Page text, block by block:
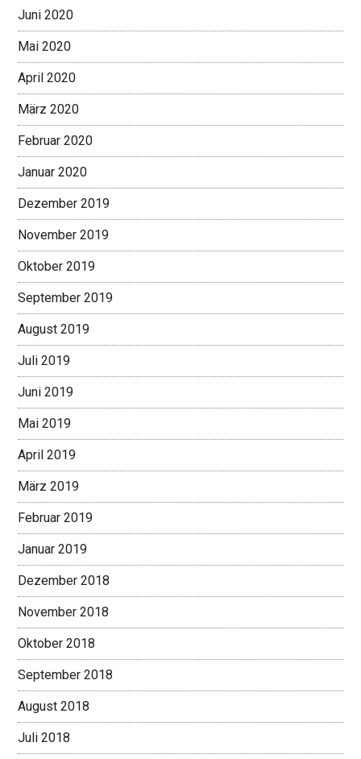
Juni 2020
Mai 2020
April 2020
März 2020
Februar 2020
Januar 2020
Dezember 2019
November 2019
Oktober 2019
September 2019
August 2019
Juli 2019
Juni 2019
Mai 2019
April 2019
März 2019
Februar 2019
Januar 2019
Dezember 2018
November 2018
Oktober 2018
September 2018
August 2018
Juli 2018